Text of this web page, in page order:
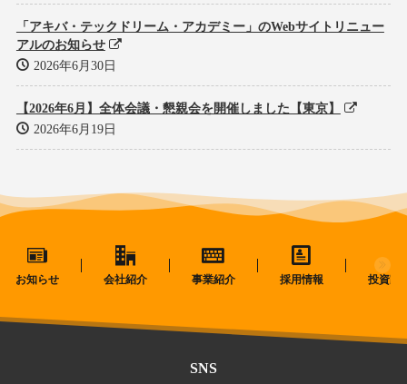
「アキバ・テックドリーム・アカデミー」のWebサイトリニュー
アルのお知らせ
2026年6月30日
【2026年6月】全体会議・懇親会を開催しました【東京】
2026年6月19日
お知らせ 会社紹介 事業紹介 採用情報 投資家
SNS